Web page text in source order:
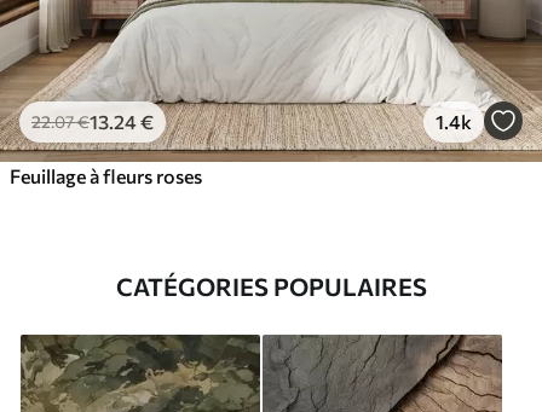
22.07€13 .24€ 1.4k
Feuillage à fleurs roses
CATÉGORIES POPULAIRES